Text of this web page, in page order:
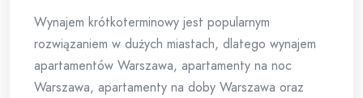
Wynajem krótkoterminowy jest popularnym
rozwiązaniem w dużych miastach, dlatego wynajem
apartamentów Warszawa, apartamenty na noc
Warszawa, apartamenty na doby Warszawa oraz